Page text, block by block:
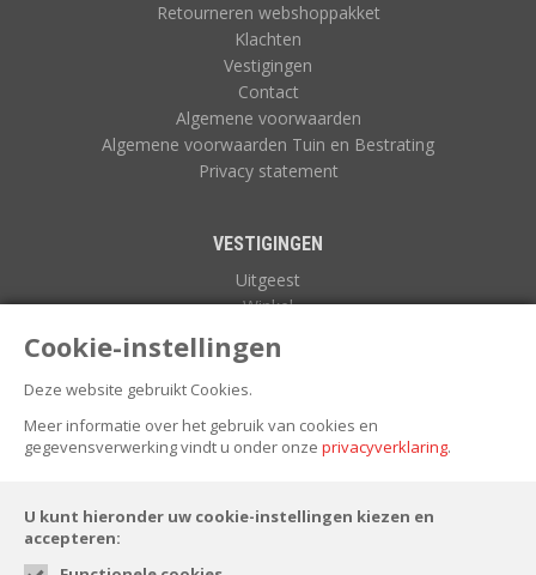
Cookie-instellingen
Deze website gebruikt Cookies.
Meer informatie over het gebruik van cookies en
gegevensverwerking vindt u onder onze privacyverklaring.
U kunt hieronder uw cookie-instellingen kiezen en
accepteren:
Retourneren webshoppakket
Klachten
Vestigingen
Contact
Algemene voorwaarden
Algemene voorwaarden Tuin en Bestrating
Privacy statement
VESTIGINGEN
Uitgeest
Winkel
Zuidoostbeemster